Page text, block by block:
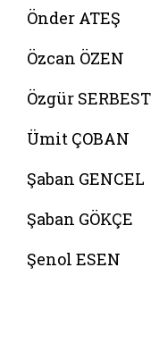
Önder ATEŞ
Özcan ÖZEN
Özgür SERBEST
Ümit ÇOBAN
Şaban GENCEL
Şaban GÖKÇE
Şenol ESEN